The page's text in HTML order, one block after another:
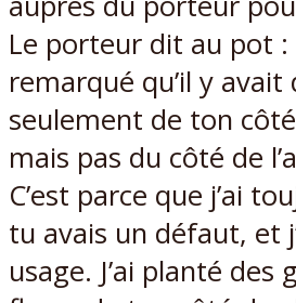
Le porteur dit au pot :
remarqué qu’il y avait
seulement de ton
mais pas du côté de
C’est parce que j’ai
tu avais un défaut, et
usage. J’ai planté des